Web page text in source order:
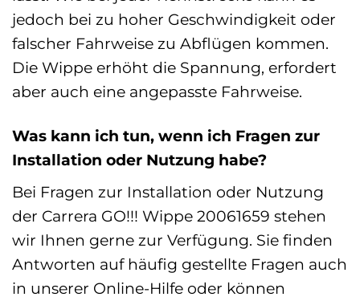
jedoch bei zu hoher Geschwindigkeit oder
falscher Fahrweise zu Abflügen kommen.
Die Wippe erhöht die Spannung, erfordert
aber auch eine angepasste Fahrweise.
Was kann ich tun, wenn ich Fragen zur
Installation oder Nutzung habe?
Bei Fragen zur Installation oder Nutzung
der Carrera GO!!! Wippe 20061659 stehen
wir Ihnen gerne zur Verfügung. Sie finden
Antworten auf häufig gestellte Fragen auch
in unserer Online-Hilfe oder können